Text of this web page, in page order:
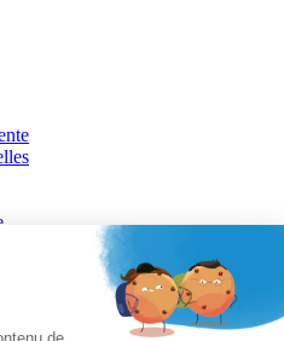
dans 23 pays
réservés.
de